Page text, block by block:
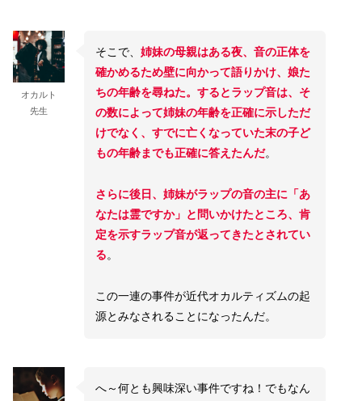
オカルト
先生
そこで、姉妹の母親はある夜、音の正体を
確かめるため壁に向かって語りかけ、娘た
ちの年齢を尋ねた。するとラップ音は、そ
の数によって姉妹の年齢を正確に示しただ
けでなく、すでに亡くなっていた末の子ど
もの年齢までも正確に答えたんだ。
さらに後日、姉妹がラップの音の主に「あ
なたは霊ですか」と問いかけたところ、肯
定を示すラップ音が返ってきたとされてい
る。
この一連の事件が近代オカルティズムの起
源とみなされることになったんだ。
へ～何とも興味深い事件ですね！でもなん